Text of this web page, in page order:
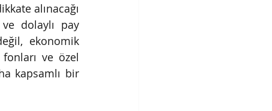
alınacağı
dolaylı pay
ekonomik
fonları ve özel
kapsamlı bir